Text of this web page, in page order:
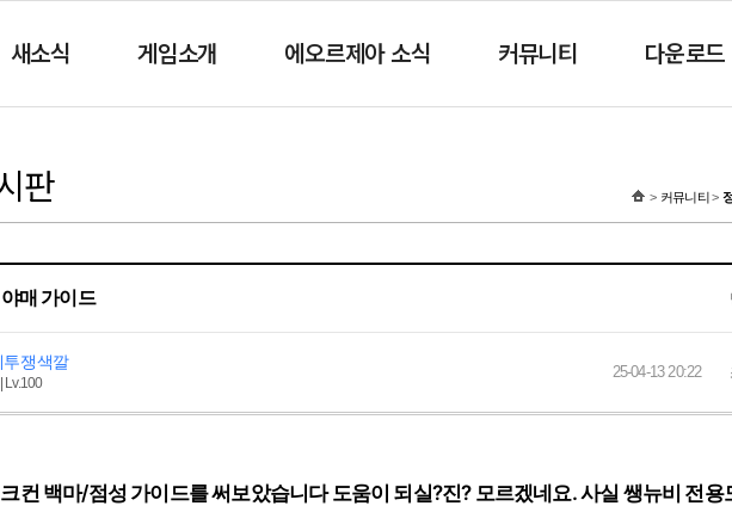
새소식 게임소개 에오르제아 소식 커뮤니티 다운로드
판 커뮤니티
매 가이드
투쟁색깔
Lv.100
25-04-13 20:22
크컨 백마/점성 가이드를 써보았습니다 도움이 되실?진? 모르겠네요. 사실 쌩뉴비 전용